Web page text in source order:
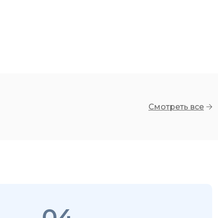
Смотреть все